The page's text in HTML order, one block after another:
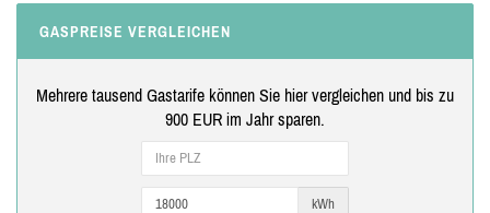
GASPREISE VERGLEICHEN
Mehrere tausend Gastarife können Sie hier vergleichen und bis zu
900 EUR im Jahr sparen.
kWh